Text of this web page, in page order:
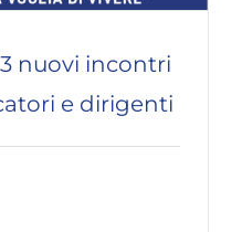
3 nuovi incontri
e dirigenti